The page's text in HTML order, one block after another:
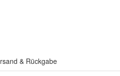
& Rückgabe